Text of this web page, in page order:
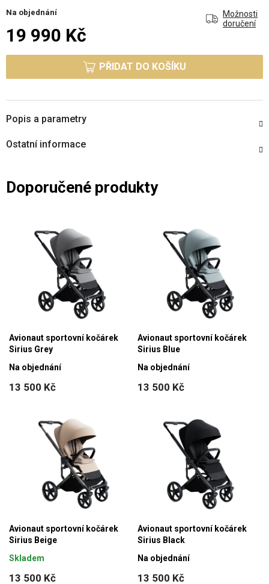
Na objednání
Možnosti
doručení
19 990 Kč
PŘIDAT DO KOŠÍKU
Popis a parametry
Ostatní informace
Doporučené produkty
Avionaut sportovní kočárek
Sirius Grey
13 500 Kč
Na objednání
Avionaut sportovní kočárek
Sirius Blue
13 500 Kč
Na objednání
Avionaut sportovní kočárek
Sirius Beige
13 500 Kč
Skladem
Avionaut sportovní kočárek
Sirius Black
13 500 Kč
Na objednání